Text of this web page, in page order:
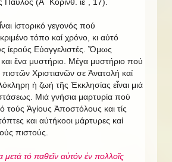
(Α΄ Κορινθ. ιε΄, 17).
ἱστορικό γεγονός πού
τόπο καί χρόνο, κι αὐτό
ίερούς Εὐαγγελιστές. Ὅμως
και ἕνα μυστήριο. Μέγα μυστήριο πού
Χριστιανῶν σε Ἀνατολή καί
ἡ ζωή τῆς Ἐκκλησίας εἶναι μιά
Μιά γνήσια μαρτυρία πού
τούς Ἁγίους Ἀποστόλους και τίς
και αὐτήκοοι μάρτυρες καί
πιστούς.
τό παθεῖν αὐτόν ἐν πολλοῖς